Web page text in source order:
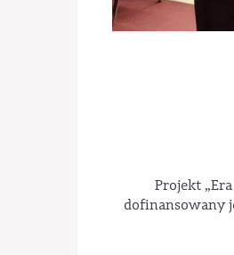
Projekt
dofinansowany